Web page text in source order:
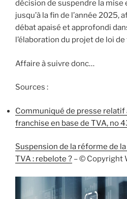
décision de suspendre la
jusqu’à la fin de l’année 2025,
débat apaisé et approfondi
l’élaboration du projet de loi
Affaire à suivre donc…
Sources :
Communiqué de presse relatif
franchise en base de TVA, no
Suspension de la réforme de
TVA : rebelote ? – © Copyright